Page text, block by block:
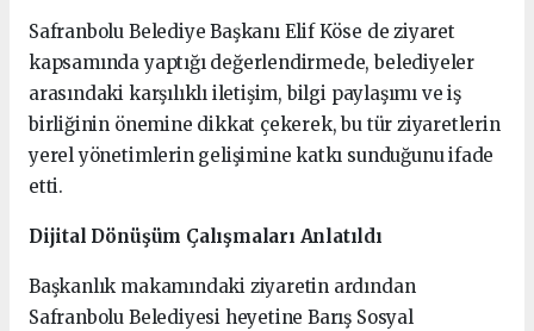
Safranbolu Belediye Başkanı Elif Köse de ziyaret
kapsamında yaptığı değerlendirmede, belediyeler
arasındaki karşılıklı iletişim, bilgi paylaşımı ve iş
birliğinin önemine dikkat çekerek, bu tür ziyaretlerin
yerel yönetimlerin gelişimine katkı sunduğunu ifade
etti.
Dijital Dönüşüm Çalışmaları Anlatıldı
Başkanlık makamındaki ziyaretin ardından
Safranbolu Belediyesi heyetine Barış Sosyal